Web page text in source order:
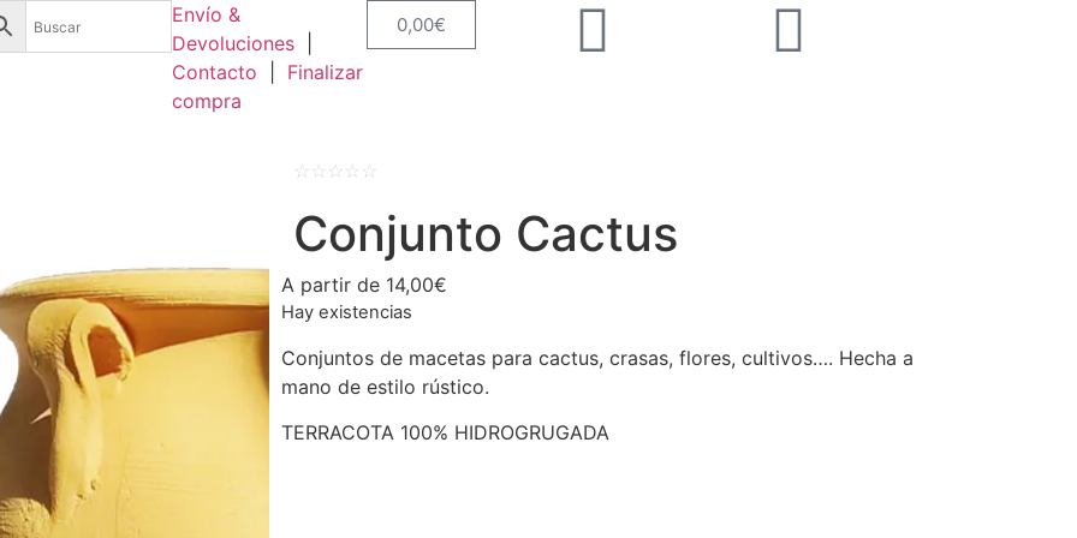
Envío &
Devoluciones
Contacto
Finalizar
compra
0,00€
☆☆☆☆☆
Conjunto Cactus
A partir de 14,00€
Hay existencias
Conjuntos de macetas para cactus, crasas, flores, cultivos…. Hecha a
mano de estilo rústico.
TERRACOTA 100% HIDROGRUGADA